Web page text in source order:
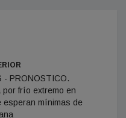
- PRONOSTICO.
por frío extremo en
esperan mínimas de